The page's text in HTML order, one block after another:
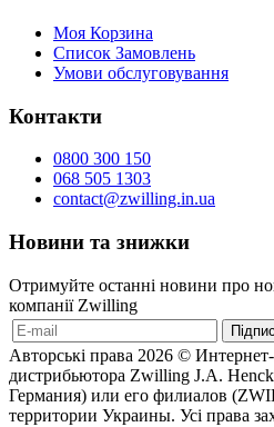
Моя Корзина
Список Замовлень
Умови обслуговування
Контакти
0800 300 150
068 505 1303
contact@zwilling.in.ua
Новини та знижки
Отримуйте останні новини про
компанії Zwilling
Авторські права 2026 ©
дистрибьютора Zwilling J.A.
Германия) или его филиалов
территории Украины. Усі права